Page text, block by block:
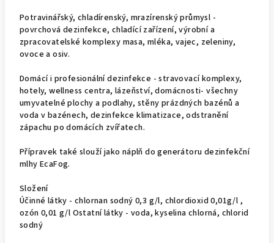
Potravinářský, chladírenský, mrazírenský průmysl -
povrchová dezinfekce, chladící zařízení, výrobní a
zpracovatelské komplexy masa, mléka, vajec, zeleniny,
ovoce a osiv.
Domácí i profesionální dezinfekce - stravovací komplexy,
hotely, wellness centra, lázeňství, domácnosti- všechny
umyvatelné plochy a podlahy, stěny prázdných bazénů a
voda v bazénech, dezinfekce klimatizace, odstranění
zápachu po domácích zvířatech.
Přípravek také slouží jako náplň do generátoru dezinfekční
mlhy EcaFog.
Složení
Účinné látky - chlornan sodný 0,3 g/l, chlordioxid 0,01g/l ,
ozón 0,01 g/l Ostatní látky - voda, kyselina chlorná, chlorid
sodný